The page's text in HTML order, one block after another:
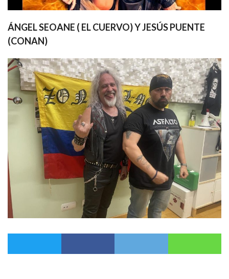
ÁNGEL SEOANE ( EL CUERVO) Y JESÚS PUENTE
(CONAN)